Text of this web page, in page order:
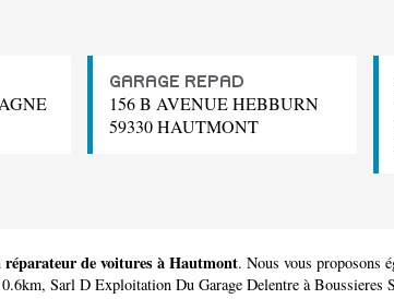
GARAGE REPAD
156 B AVENUE HEBBURN
59330 HAUTMONT
réparateur de voitures à Hautmont. Nous vous proposons
Sarl D Exploitation Du Garage Delentre à Boussieres